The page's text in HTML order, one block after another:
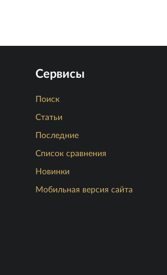
Сервисы
Поиск
Статьи
Последние
Список сравнения
Новинки
Мобильная версия сайта